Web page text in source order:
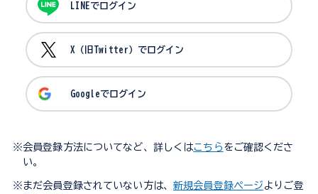
LINEでログイン
X（旧Twitter）でログイン
Googleでログイン
※会員登録方法についてなど、詳しくはこちら をご確認くださ
い。
※まだ会員登録されていない方は、 新規会員登録ページ よりご登